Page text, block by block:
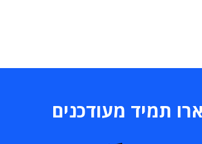
תמיד מעודכנים